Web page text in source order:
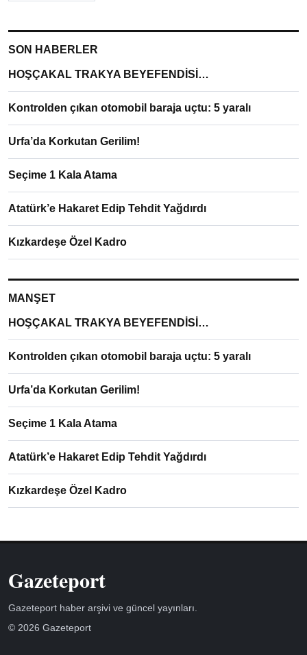
SON HABERLER
HOŞÇAKAL TRAKYA BEYEFENDİSİ…
Kontrolden çıkan otomobil baraja uçtu: 5 yaralı
Urfa’da Korkutan Gerilim!
Seçime 1 Kala Atama
Atatürk’e Hakaret Edip Tehdit Yağdırdı
Kızkardeşe Özel Kadro
MANŞET
HOŞÇAKAL TRAKYA BEYEFENDİSİ…
Kontrolden çıkan otomobil baraja uçtu: 5 yaralı
Urfa’da Korkutan Gerilim!
Seçime 1 Kala Atama
Atatürk’e Hakaret Edip Tehdit Yağdırdı
Kızkardeşe Özel Kadro
Gazeteport
Gazeteport haber arşivi ve güncel yayınları.
© 2026 Gazeteport